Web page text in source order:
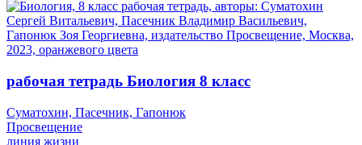
рабочая тетрадь Биология 8 класс
Суматохин, Пасечник, Гапонюк
Просвещение
линия жизни